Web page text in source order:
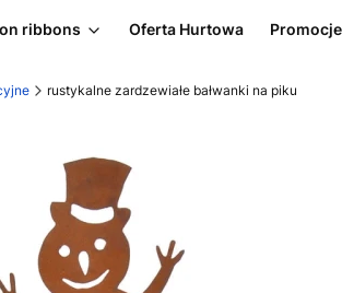
ribbons Oferta Hurtowa Promocje
rustykalne zardzewiałe bałwanki na piku